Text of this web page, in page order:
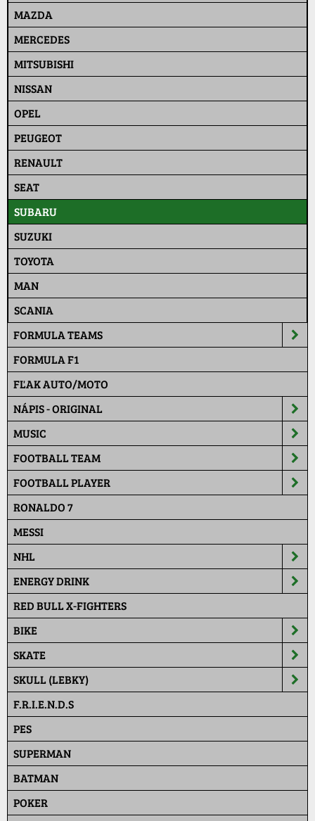
MAZDA
MERCEDES
MITSUBISHI
NISSAN
OPEL
PEUGEOT
RENAULT
SEAT
SUBARU
SUZUKI
TOYOTA
MAN
SCANIA
FORMULA TEAMS
FORMULA F1
FĽAK AUTO/MOTO
NÁPIS - ORIGINAL
MUSIC
FOOTBALL TEAM
FOOTBALL PLAYER
RONALDO 7
MESSI
NHL
ENERGY DRINK
RED BULL X-FIGHTERS
BIKE
SKATE
SKULL (LEBKY)
F.R.I.E.N.D.S
PES
SUPERMAN
BATMAN
POKER